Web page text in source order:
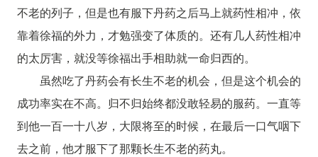
不老的列子，但是也有服下丹药之后马上就药性相冲，依
靠着徐福的外力，才勉强变了体质的。还有几人药性相冲
的太厉害，就没等徐福出手相助就一命归西的。
虽然吃了丹药会有长生不老的机会，但是这个机会的
成功率实在不高。归不归始终都没敢轻易的服药。一直等
到他一百一十八岁，大限将至的时候，在最后一口气咽下
去之前，他才服下了那颗长生不老的药丸。